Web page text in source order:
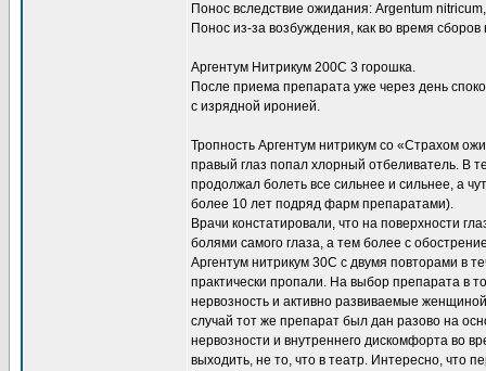
Понос вследствие ожидания: Argentum
Понос из-за возбуждения, как во время
Аргентум Нитрикум 200С 3 горошка.
После приема препарата уже через день
с изрядной иронией.
Тропность Аргентум нитрикум со «Страхом
правый глаз попал хлорный отбеливатель. В
продолжал болеть все сильнее и сильнее, а
более 10 лет подряд фарм препаратами).
Врачи констатировали, что на поверхности
болями самого глаза, а тем более с
Аргентум нитрикум 30С с двумя повторами в
практически пропали. На выбор препарата в
нервозность и активно развиваемые
случай тот же препарат был дан разово на
нервозности и внутреннего дискомфорта во
выходить, не то, что в театр. Интересно, что